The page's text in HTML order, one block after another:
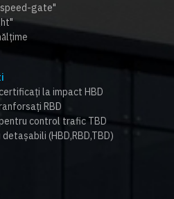
gate"
la impact HBD
RBD
control trafic TBD
(HBD,RBD,TBD)